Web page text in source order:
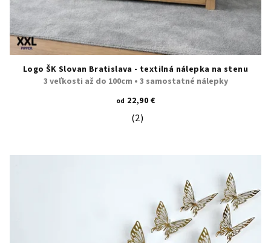
Logo ŠK Slovan Bratislava - textilná nálepka na stenu
3 veľkosti až do 100cm • 3 samostatné nálepky
od 22,90 €
Priemerné hodnotenie produktu
(2)